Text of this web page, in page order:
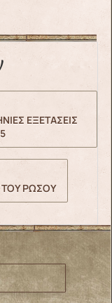
ΕΞΕΤΑΣΕΙΣ
ΤΟΥ ΡΩΣΟΥ